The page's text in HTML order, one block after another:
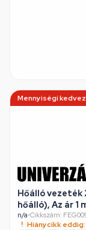
Mennyiségi
Hőálló vezeték 2.5 mm szilikon+üvegszál (300°C-ig
hőálló),
n/a•Cikkszám:
Hiánycikk